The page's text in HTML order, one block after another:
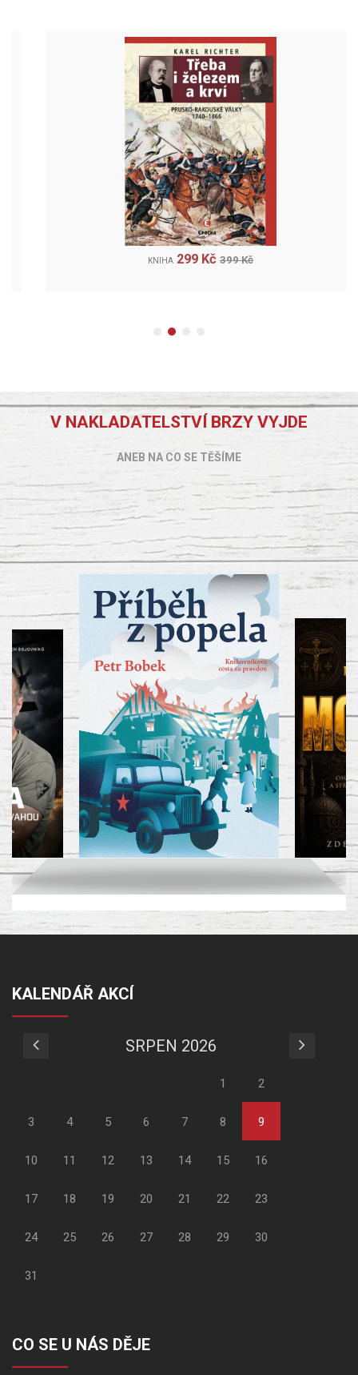
KNIHA 299 Kč 399 Kč
V NAKLADATELSTVÍ BRZY VYJDE
ANEB NA CO SE TĚŠÍME
KALENDÁŘ AKCÍ
SRPEN 2026
1 2
3 4 5 6 7 8 9
10 11 12 13 14 15 16
17 18 19 20 21 22 23
24 25 26 27 28 29 30
31
CO SE U NÁS DĚJE